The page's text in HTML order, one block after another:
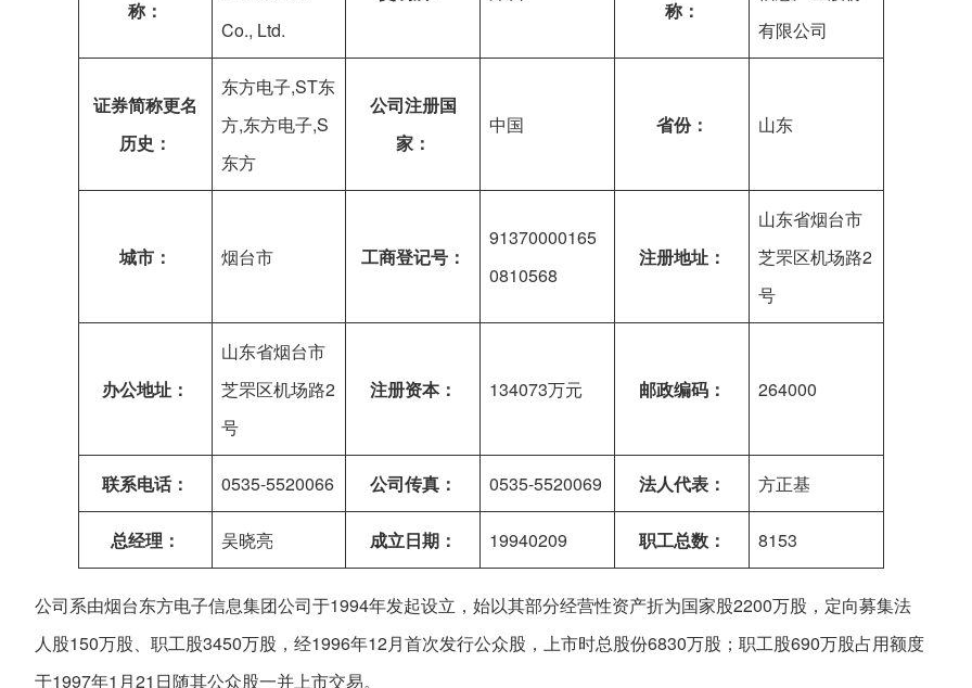
称：
Co., Ltd.
称：
有限公司
证券简称更名
历史：
东方电子,ST东
方,东方电子,S
东方
公司注册国
家：
中国 省份： 山东
城市： 烟台市 工商登记号：
91370000165
0810568
注册地址：
山东省烟台市
芝罘区机场路2
号
办公地址：
山东省烟台市
芝罘区机场路2
号
注册资本： 134073万元 邮政编码： 264000
联系电话： 0535-5520066 公司传真： 0535-5520069 法人代表： 方正基
总经理： 吴晓亮 成立日期： 19940209 职工总数： 8153
公司系由烟台东方电子信息集团公司于1994年发起设立，始以其部分经营性资产折为国家股2200万股，定向募集法
人股150万股、职工股3450万股，经1996年12月首次发行公众股，上市时总股份6830万股；职工股690万股占用额度
于1997年1月21日随其公众股一并上市交易。